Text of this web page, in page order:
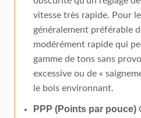
vitesse très rapide. Pour
généralement préférable
modérément rapide qui
gamme de tons sans
excessive ou de «
le bois environnant.
PPP (Points par pouce)